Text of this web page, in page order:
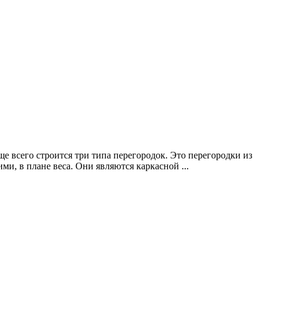
строится три типа перегородок. Это перегородки из
в плане веса. Они являются каркасной ...